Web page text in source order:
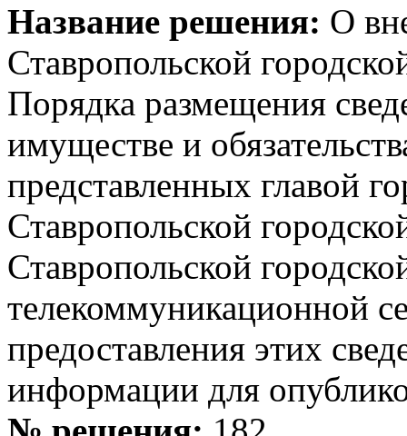
Название решения: О
Ставропольской
Порядка размещения
имуществе и
представленных главой
Ставропольской
Ставропольской
телекоммуникационной
предоставления этих
информации для